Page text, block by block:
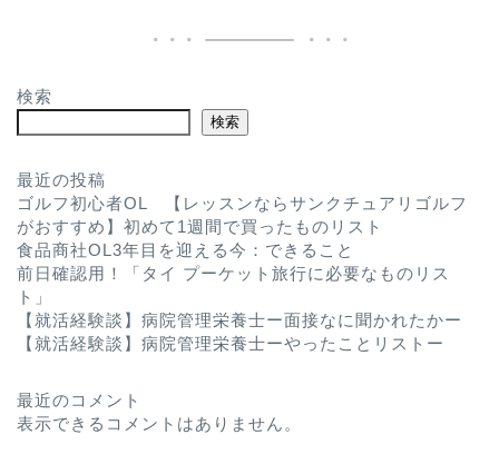
検索
検索
最近の投稿
ゴルフ初心者OL 【レッスンならサンクチュアリゴルフ
がおすすめ】初めて1週間で買ったものリスト
食品商社OL3年目を迎える今：できること
前日確認用！「タイ プーケット旅行に必要なものリス
ト」
【就活経験談】病院管理栄養士ー面接なに聞かれたかー
【就活経験談】病院管理栄養士ーやったことリストー
最近のコメント
表示できるコメントはありません。